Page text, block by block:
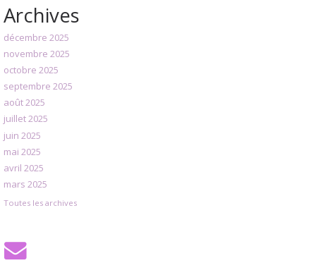
Archives
décembre 2025
novembre 2025
octobre 2025
septembre 2025
août 2025
juillet 2025
juin 2025
mai 2025
avril 2025
mars 2025
Toutes les archives